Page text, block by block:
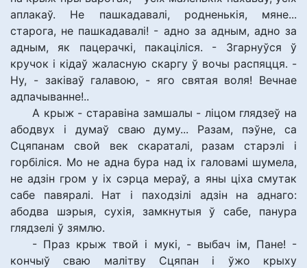
аплакаў. Не пашкадавалі, родненькія, мяне...
старога, не пашкадавалі! - адно за адным, адно за
адным, як пацерачкі, пакаціліся. - Згарнуўся ў
кручок і кідаў жаласную скаргу ў вочы распяцця. -
Ну, - заківаў галавою, - яго святая воля! Вечнае
адпачыванне!..
А крыж - старавіна замшалы - ліцом глядзеў на
абодвух і думаў сваю думу... Разам, пэўне, са
Сцяпанам свой век скараталі, разам старэлі і
горбіліся. Мо не адна бура над іх галовамі шумела,
не адзін гром у іх сэрца мераў, а яны ціха смутак
сабе павяралі. Нат і паходзілі адзін на аднаго:
абодва шэрыя, сухія, замкнутыя ў сабе, панура
глядзелі ў зямлю.
- Праз крыж твой і мукі, - выбач ім, Пане! -
кончыў сваю малітву Сцяпан і ўжо крыху